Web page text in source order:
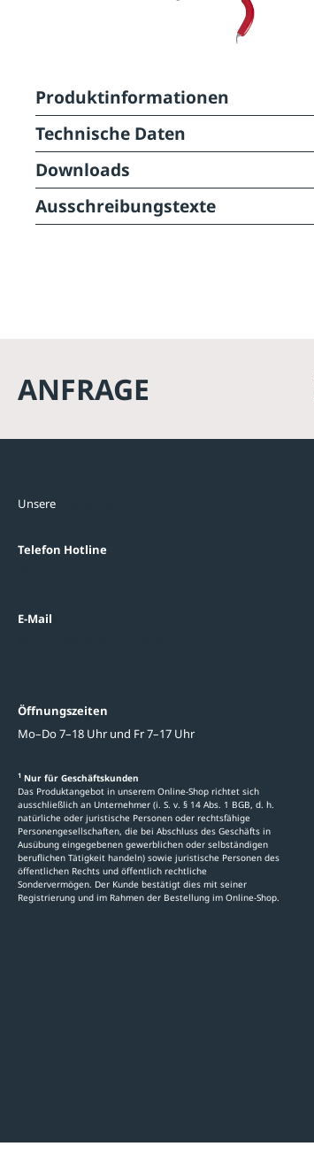
Produktinformationen
Technische Daten
Downloads
Ausschreibungstexte
ANFRAGE
Unsere
Telefon Hotline
E-Mail
Öffnungszeiten
Mo–Do 7–18 Uhr und Fr 7–17 Uhr
1 Nur für Geschäftskunden
Das Produktangebot in unserem Online-Shop richtet sich
ausschließlich an Unternehmer (i. S. v. § 14 Abs. 1 BGB, d. h.
natürliche oder juristische Personen oder rechtsfähige
Personengesellschaften, die bei Abschluss des Geschäfts in
Ausübung eingegebenen gewerblichen oder selbständigen
beruflichen Tätigkeit handeln) sowie juristische Personen des
öffentlichen Rechts und öffentlich rechtliche
Sondervermögen. Der Kunde bestätigt dies mit seiner
Registrierung und im Rahmen der Bestellung im Online-Shop.